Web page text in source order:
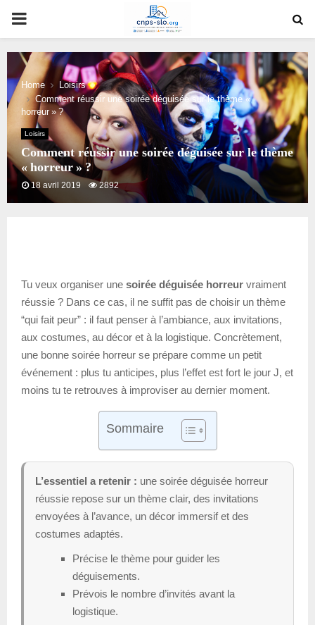
PRIMARY
MENU
Home
Loisirs
Comment réussir une soirée déguisée sur le thème «
horreur » ?
Loisirs
Comment réussir une soirée déguisée sur le thème
« horreur » ?
18 avril 2019 2892
Tu veux organiser une soirée déguisée horreur vraiment
réussie ? Dans ce cas, il ne suffit pas de choisir un thème
“qui fait peur” : il faut penser à l’ambiance, aux invitations,
aux costumes, au décor et à la logistique. Concrètement,
une bonne soirée horreur se prépare comme un petit
événement : plus tu anticipes, plus l’effet est fort le jour J, et
moins tu te retrouves à improviser au dernier moment.
Sommaire
L’essentiel a retenir : une soirée déguisée horreur
réussie repose sur un thème clair, des invitations
envoyées à l’avance, un décor immersif et des
costumes adaptés.
Précise le thème pour guider les
déguisements.
Prévois le nombre d’invités avant la
logistique.